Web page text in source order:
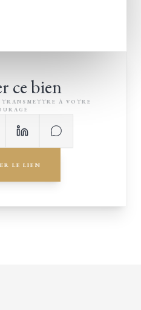
ce bien
À VOTRE
COPIER LE LIEN